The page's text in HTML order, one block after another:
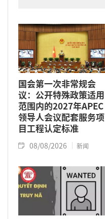
国会第一次非常规会
议：公开特殊政策适用
范围内的2027年APEC
领导人会议配套服务项
目工程认定标准
08/08/2026 新闻